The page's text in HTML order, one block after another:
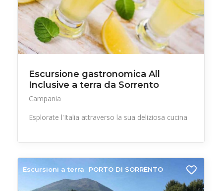
Escursione gastronomica All
Inclusive a terra da Sorrento
Campania
Esplorate l'Italia attraverso la sua deliziosa cucina
Escursioni a terra PORTO DI SORRENTO